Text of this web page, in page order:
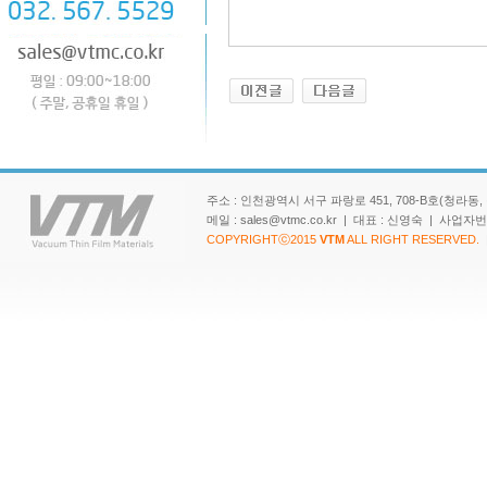
주소 : 인천광역시 서구 파랑로 451, 708-B호(청라
메일 : sales@vtmc.co.kr | 대표 : 신영숙 | 사업자
COPYRIGHTⓒ2015 VTMALL RIGHT RESERVED.